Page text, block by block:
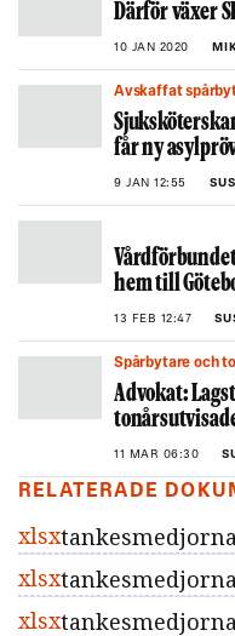
Därför växer
10 JAN 2020
Avskaffat
får ny
9 JAN 12:55
hem till
13 FEB 12:47
Spårbytare och
Advokat:
11 MAR 06:30
RELATERADE
xlsx
xlsx
xlsx